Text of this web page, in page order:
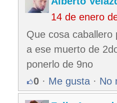
14 de enero
Que cosa caballero
a ese muerto de
ponerlo de 9no
0 · Me gusta · No